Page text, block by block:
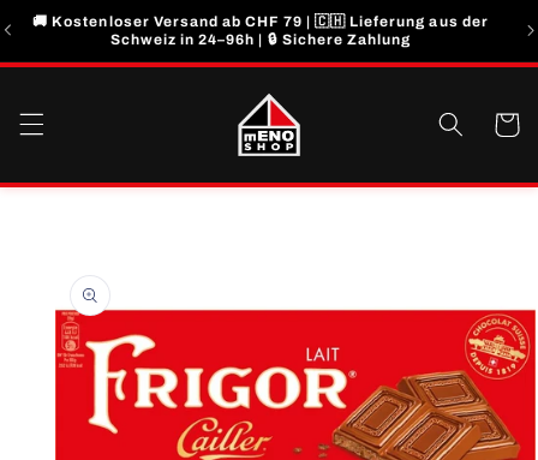
zum
🚚 Kostenloser Versand ab CHF 79 | 🇨🇭 Lieferung aus der
Schweiz in 24–96h | 🔒 Sichere Zahlung